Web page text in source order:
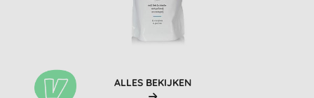
ALLES BEKIJKEN